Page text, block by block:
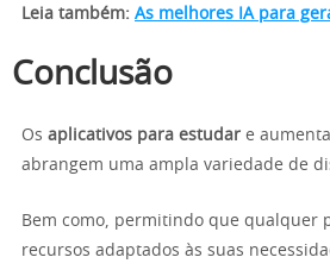
Leia também: As melhores IA para
Conclusão
Os aplicativos para estudar e
abrangem uma ampla variedade de
Bem como, permitindo que qualquer
recursos adaptados às suas